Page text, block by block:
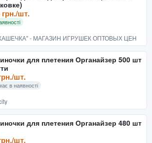
грн./шт.
- МАГАЗИН ИГРУШЕК ОПТОВЫХ ЦЕН
для плетения Органайзер 500 шт
шт.
в наявності
для плетения Органайзер 480 шт
шт.